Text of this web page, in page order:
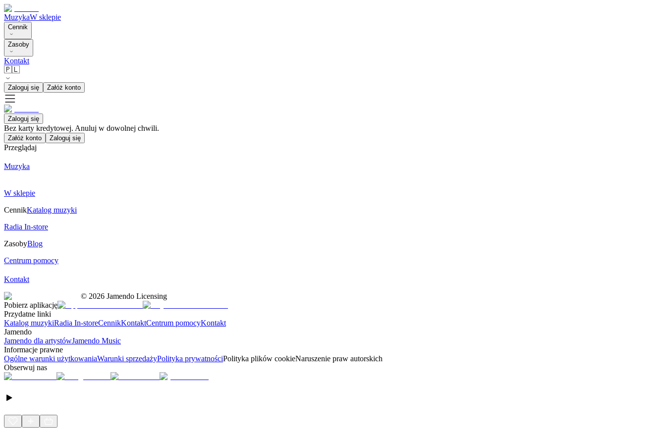
MuzykaW sklepie
Cennik
Zasoby
Kontakt
🇵🇱
Zaloguj się Załóż konto
Zaloguj się
Bez karty kredytowej. Anuluj w dowolnej chwili.
Załóż konto Zaloguj się
Przeglądaj
Muzyka
W sklepie
CennikKatalog muzyki
Radia In-store
ZasobyBlog
Centrum pomocy
Kontakt
© 2026 Jamendo Licensing
Pobierz aplikację
Przydatne linki
Katalog muzykiRadia In-storeCennikKontaktCentrum pomocyKontakt
Jamendo
Jamendo dla artystówJamendo Music
Informacje prawne
Ogólne warunki użytkowaniaWarunki sprzedażyPolityka prywatnościPolityka plików cookieNaruszenie praw autorskich
Obserwuj nas